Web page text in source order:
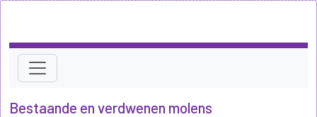
Bestaande en verdwenen molens